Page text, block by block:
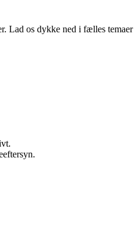
Lad os dykke ned i fælles temaer